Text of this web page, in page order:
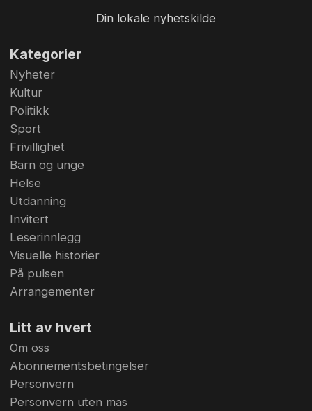
Din lokale nyhetskilde
Kategorier
Nyheter
Kultur
Politikk
Sport
Frivillighet
Barn og unge
Helse
Utdanning
Invitert
Leserinnlegg
Visuelle historier
På pulsen
Arrangementer
Litt av hvert
Om oss
Abonnementsbetingelser
Personvern
Personvern uten mas